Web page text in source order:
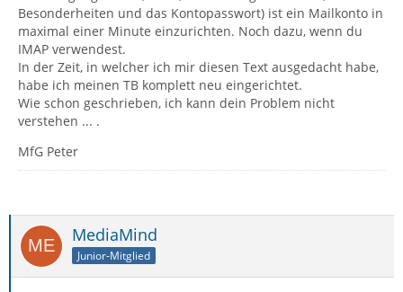
Besonderheiten und das Kontopasswort) ist ein Mailkonto in
maximal einer Minute einzurichten. Noch dazu, wenn du
IMAP verwendest.
In der Zeit, in welcher ich mir diesen Text ausgedacht habe,
habe ich meinen TB komplett neu eingerichtet.
Wie schon geschrieben, ich kann dein Problem nicht
verstehen ... .
MfG Peter
MediaMind
Junior-Mitglied